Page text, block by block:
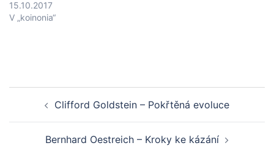
15.10.2017
V „koinonia“
navigationClifford Goldstein – Pokřtěná evoluce
Bernhard Oestreich – Kroky ke kázání